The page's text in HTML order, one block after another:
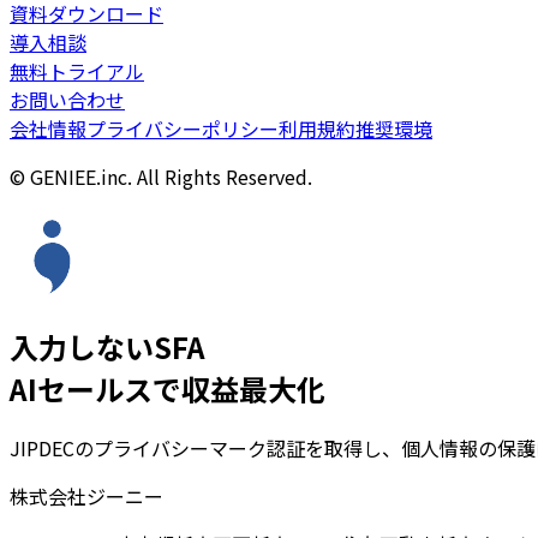
資料ダウンロード
導入相談
無料トライアル
お問い合わせ
会社情報プライバシーポリシー利用規約推奨環境
© GENIEE.inc. All Rights Reserved.
入力しないSFA
AIセールスで収益最大化
JIPDECのプライバシーマーク認証を取得し、個人情報の保
株式会社ジーニー